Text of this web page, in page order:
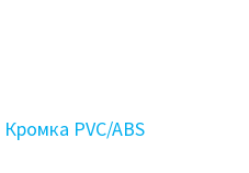
Кромка PVC/ABS